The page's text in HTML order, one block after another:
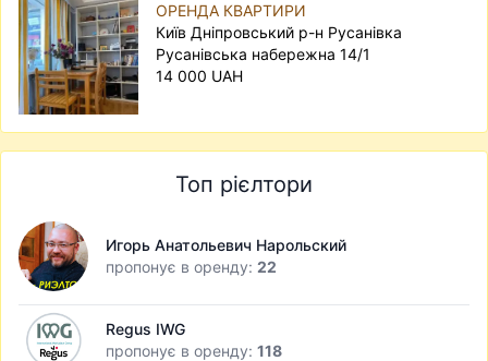
ОРЕНДА КВАРТИРИ
Київ Дніпровський р-н Русанівка
Русанівська набережна 14/1
14 000 UAH
Топ рієлтори
Игорь Анатольевич Нарольский
пропонує в оренду: 22
Regus IWG
пропонує в оренду: 118